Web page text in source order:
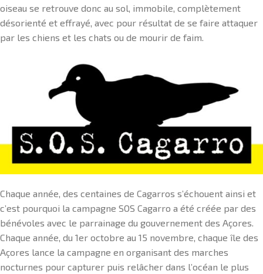
oiseau se retrouve donc au sol, immobile, complètement
désorienté et effrayé, avec pour résultat de se faire attaquer
par les chiens et les chats ou de mourir de faim.
Chaque année, des centaines de Cagarros s’échouent ainsi et
c’est pourquoi la campagne SOS Cagarro a été créée par des
bénévoles avec le parrainage du gouvernement des Açores.
Chaque année, du 1er octobre au 15 novembre, chaque île des
Açores lance la campagne en organisant des marches
nocturnes pour capturer puis relâcher dans l’océan le plus